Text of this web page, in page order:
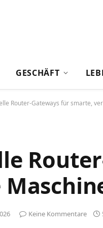
GESCHÄFT
Router-Gateways für smarte,
Keine Kommentare